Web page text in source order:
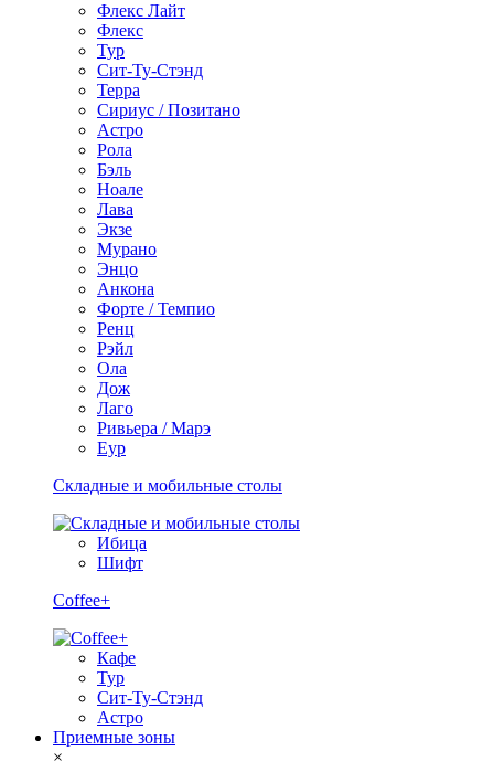
Флекс Лайт
Флекс
Тур
Сит-Ту-Стэнд
Терра
Сириус / Позитано
Астро
Рола
Бэль
Ноале
Лава
Экзе
Мурано
Энцо
Анкона
Форте / Темпио
Ренц
Рэйл
Ола
Дож
Лаго
Ривьера / Марэ
Еур
Складные и мобильные столы
Ибица
Шифт
Coffee+
Кафе
Тур
Сит-Ту-Стэнд
Астро
Приемные зоны
×